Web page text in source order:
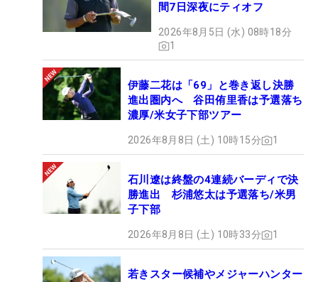
間7日深夜にティオフ
2026年8月5日 (水) 08時18分
1
伊藤二花は「69」と巻き返し決勝
進出圏内へ 谷田侑里香は予選落ち
濃厚/米女子下部ツアー
2026年8月8日 (土) 10時15分 1
石川遼は終盤の4連続バーディで決
勝進出 杉浦悠太は予選落ち/米男
子下部
2026年8月8日 (土) 10時33分 1
若きスター候補やメジャーハンター